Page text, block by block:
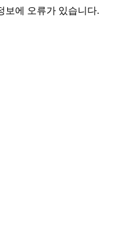
보에 오류가 있습니다.